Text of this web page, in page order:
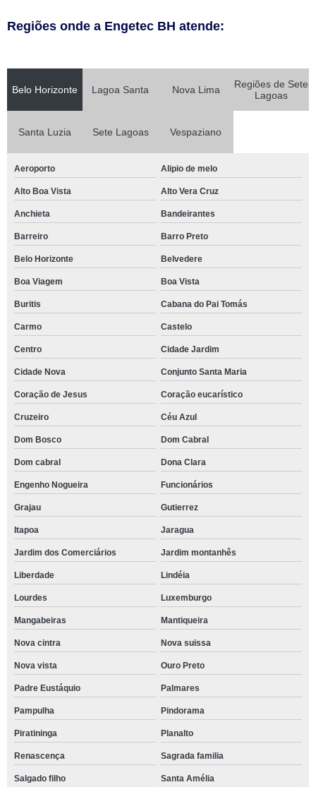
Regiões onde a Engetec BH atende:
Belo Horizonte Lagoa Santa Nova Lima
Regiões de Sete
Lagoas
Santa Luzia Sete Lagoas Vespaziano
Aeroporto Alipio de melo
Alto Boa Vista Alto Vera Cruz
Anchieta Bandeirantes
Barreiro Barro Preto
Belo Horizonte Belvedere
Boa Viagem Boa Vista
Buritis Cabana do Pai Tomás
Carmo Castelo
Centro Cidade Jardim
Cidade Nova Conjunto Santa Maria
Coração de Jesus Coração eucarístico
Cruzeiro Céu Azul
Dom Bosco Dom Cabral
Dom cabral Dona Clara
Engenho Nogueira Funcionários
Grajau Gutierrez
Itapoa Jaragua
Jardim dos Comerciários Jardim montanhês
Liberdade Lindéia
Lourdes Luxemburgo
Mangabeiras Mantiqueira
Nova cintra Nova suissa
Nova vista Ouro Preto
Padre Eustáquio Palmares
Pampulha Pindorama
Piratininga Planalto
Renascença Sagrada familia
Salgado filho Santa Amélia